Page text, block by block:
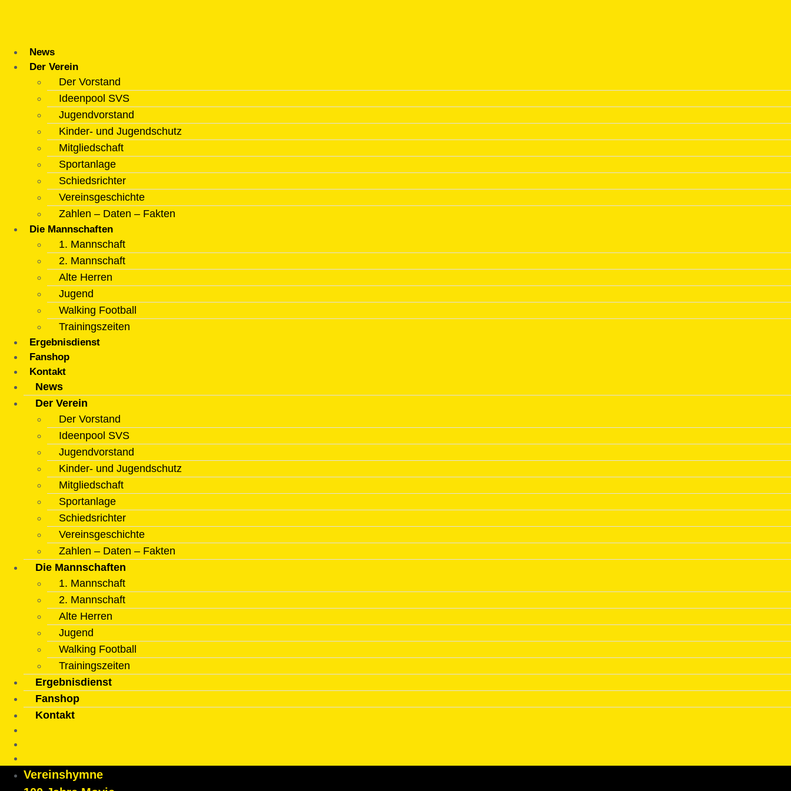
News
Der Verein
Der Vorstand
Ideenpool SVS
Jugendvorstand
Kinder- und Jugendschutz
Mitgliedschaft
Sportanlage
Schiedsrichter
Vereinsgeschichte
Zahlen – Daten – Fakten
Die Mannschaften
1. Mannschaft
2. Mannschaft
Alte Herren
Jugend
Walking Football
Trainingszeiten
Ergebnisdienst
Fanshop
Kontakt
News
Der Verein
Der Vorstand
Ideenpool SVS
Jugendvorstand
Kinder- und Jugendschutz
Mitgliedschaft
Sportanlage
Schiedsrichter
Vereinsgeschichte
Zahlen – Daten – Fakten
Die Mannschaften
1. Mannschaft
2. Mannschaft
Alte Herren
Jugend
Walking Football
Trainingszeiten
Ergebnisdienst
Fanshop
Kontakt
Vereinshymne